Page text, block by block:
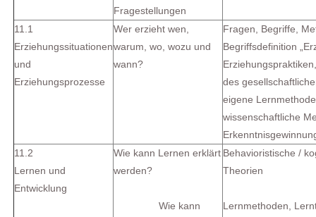
Fragestellungen
11.1
Erziehungssituationen
und
Erziehungsprozesse
Wer erzieht wen,
warum, wo, wozu und
wann?
Fragen, Begriffe,
Begriffsdefinition
des
eigene
wissenschaftliche
11.2
Lernen und
Entwicklung
Wie kann Lernen erklärt
werden?
Wie kann
Behavioristische /
Theorien
Lernmethoden,